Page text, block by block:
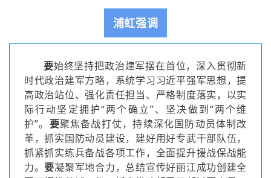
浦虹强调
要始终坚持把政治建军摆在首位，深入贯彻新
时代政治建军方略，系统学习习近平强军思想，提
高政治站位、强化责任担当、严格制度落实，以实
际行动坚定拥护“两个确立”、坚决做到“两个维
护”。 要聚焦备战打仗，持续深化国防动员体制改
革，抓实国防动员建设，建好用好专武干部队伍，
抓紧抓实练兵备战各项工作，全面提升援战保战能
力。要凝聚军地合力，总结宣传好丽江成功创建全